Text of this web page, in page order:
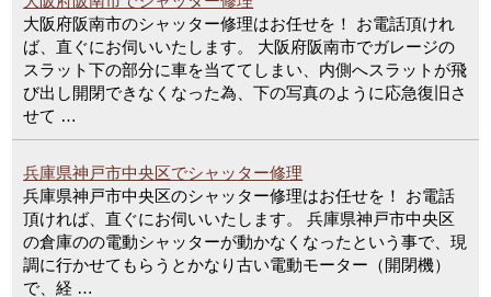
大阪府阪南市のシャッター修理はお任せを！ お電話頂けれ
ば、直ぐにお伺いいたします。 大阪府阪南市でガレージの
スラット下の部分に車を当ててしまい、内側へスラットが飛
び出し開閉できなくなった為、下の写真のように応急復旧さ
せて …
兵庫県神戸市中央区でシャッター修理
兵庫県神戸市中央区のシャッター修理はお任せを！ お電話
頂ければ、直ぐにお伺いいたします。 兵庫県神戸市中央区
の倉庫のの電動シャッターが動かなくなったという事で、現
調に行かせてもらうとかなり古い電動モーター（開閉機）
で、経 …